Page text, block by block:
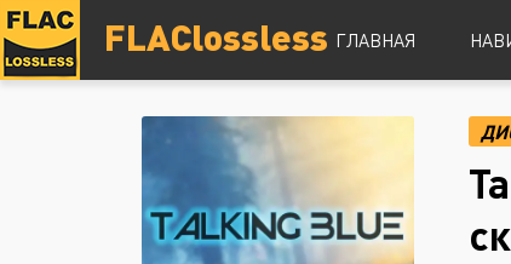
FLAClossless ГЛАВНАЯ
Lossless
Vinyl